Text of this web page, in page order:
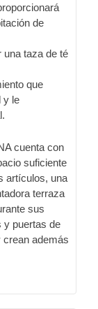
de
una taza de té
que
y le
cuenta con
suficiente
artículos, una
terraza
sus
y puertas de
además